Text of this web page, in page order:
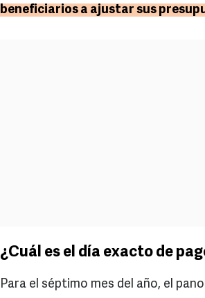
beneficiarios a ajustar sus
¿Cuál es el día exacto de
Para el séptimo mes del año, el